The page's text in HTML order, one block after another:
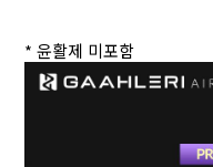
* 윤활제 미포함